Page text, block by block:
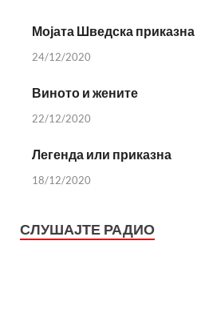
Мојата Шведска приказна
24/12/2020
Виното и жените
22/12/2020
Легенда или приказна
18/12/2020
СЛУШАЈТЕ РАДИО